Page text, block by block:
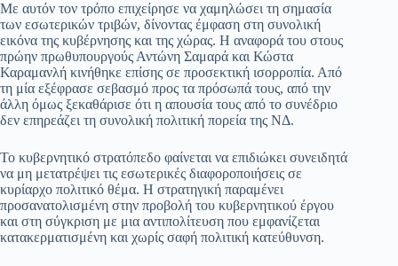
Με αυτόν τον τρόπο επιχείρησε να χαμηλώσει τη σημασία
των εσωτερικών τριβών, δίνοντας έμφαση στη συνολική
εικόνα της κυβέρνησης και της χώρας. Η αναφορά του στους
πρώην πρωθυπουργούς Αντώνη Σαμαρά και Κώστα
Καραμανλή κινήθηκε επίσης σε προσεκτική ισορροπία. Από
τη μία εξέφρασε σεβασμό προς τα πρόσωπά τους, από την
άλλη όμως ξεκαθάρισε ότι η απουσία τους από το συνέδριο
δεν επηρεάζει τη συνολική πολιτική πορεία της ΝΔ.
Το κυβερνητικό στρατόπεδο φαίνεται να επιδιώκει συνειδητά
να μη μετατρέψει τις εσωτερικές διαφοροποιήσεις σε
κυρίαρχο πολιτικό θέμα. Η στρατηγική παραμένει
προσανατολισμένη στην προβολή του κυβερνητικού έργου
και στη σύγκριση με μια αντιπολίτευση που εμφανίζεται
κατακερματισμένη και χωρίς σαφή πολιτική κατεύθυνση.